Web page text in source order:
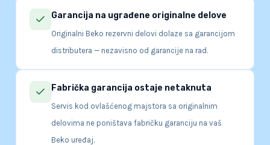
Garancija na ugrađene originalne delove
Originalni Beko rezervni delovi dolaze sa garancijom
distributera — nezavisno od garancije na rad.
Fabrička garancija ostaje netaknuta
Servis kod ovlašćenog majstora sa originalnim
delovima ne poništava fabričku garanciju na vaš
Beko uređaj.